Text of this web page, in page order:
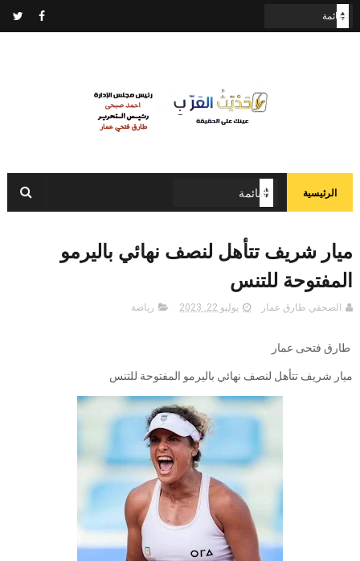
الرئيسية
ميار شريف تتأهل لنصف نهائي باليرمو
المفتوحة للتنس
الصحفي طارق عمار يوليو 22, 2023 رياضة
طارق فتحى عمار
ميار شريف تتأهل لنصف نهائي باليرمو المفتوحة للتنس